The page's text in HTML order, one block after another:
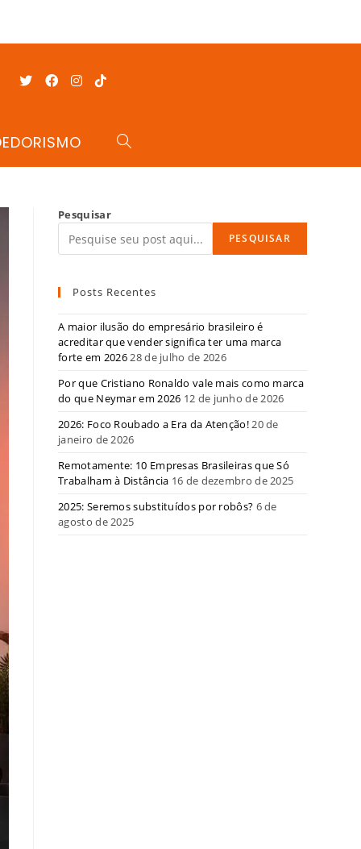
Pesquisar
PESQUISAR
Posts Recentes
A maior ilusão do empresário brasileiro é
acreditar que vender significa ter uma marca
forte em 202628 de julho de 2026
Por que Cristiano Ronaldo vale mais como marca
do que Neymar em 2026 12 de junho de 2026
2026: Foco Roubado a Era da Atenção!20 de
janeiro de 2026
Remotamente: 10 Empresas Brasileiras que Só
Trabalham à Distância 16 de dezembro de 2025
2025: Seremos substituídos por robôs? 6 de
agosto de 2025